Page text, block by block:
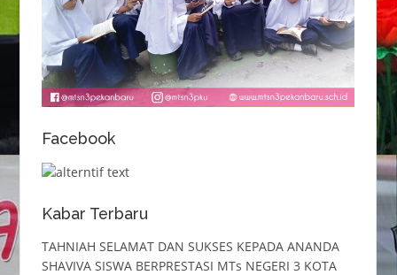
Facebook
Kabar Terbaru
TAHNIAH SELAMAT DAN SUKSES KEPADA ANANDA
SHAVIVA SISWA BERPRESTASI MTs NEGERI 3 KOTA